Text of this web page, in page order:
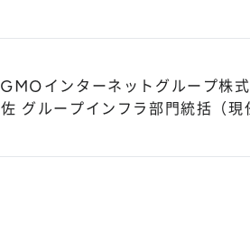
GMOインターネットグループ
佐 グループインフラ部門統括（現